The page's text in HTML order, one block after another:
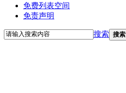
免费列表空间
免责声明
搜索 搜索